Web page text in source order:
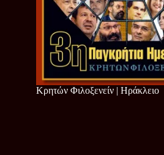
Κρητών Φιλοξενείν | Ηράκλειο